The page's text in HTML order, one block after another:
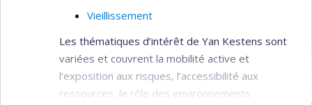
Vieillissement
Les thématiques d’intérêt de Yan Kestens sont
variées et couvrent la mobilité active et
l’exposition aux risques, l’accessibilité aux
ressources, le rôle des environnements